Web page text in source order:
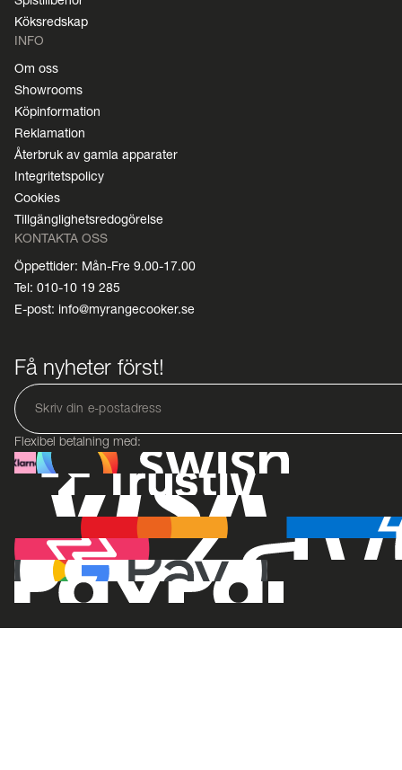
Köksredskap
INFO
Om oss
Showrooms
Köpinformation
Reklamation
Återbruk av gamla apparater
Integritetspolicy
Cookies
Tillgänglighetsredogörelse
KONTAKTA OSS
Öppettider: Mån-Fre 9.00-17.00
Tel: 010-10 19 285
E-post: info@myrangecooker.se
Få nyheter först!
Flexibel betalning med: